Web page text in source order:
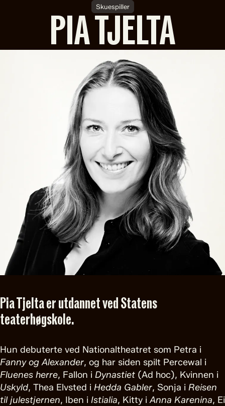
Skuespiller
PIA TJELTA
Pia Tjelta er utdannet ved Statens
teaterhøgskole.
Hun debuterte ved Nationaltheatret som Petra i
Fanny og Alexander, og har siden spilt Percewal i
Fluenes herre, Fallon i Dynastiet (Ad hoc), Kvinnen i
Uskyld, Thea Elvsted i Hedda Gabler, Sonja i Reisen
til julestjernen, Iben i Istialia, Kitty iAnna Karenina, Ei